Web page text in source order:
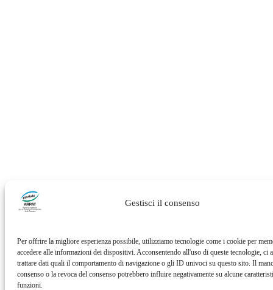
Gestisci il consenso
Per offrire la migliore esperienza possibile, utilizziamo tecnologie come i cookie per
accedere alle informazioni dei dispositivi. Acconsentendo all'uso di queste tecnologie, ci
trattare dati quali il comportamento di navigazione o gli ID univoci su questo sito. Il
consenso o la revoca del consenso potrebbero influire negativamente su alcune
funzioni.